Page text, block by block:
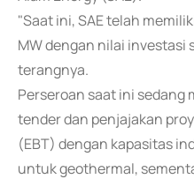
"Saat ini, SAE telah
MW dengan nilai investasi
terangnya.
Perseroan saat ini
tender dan penjajakan
(EBT) dengan kapasitas
untuk geothermal,